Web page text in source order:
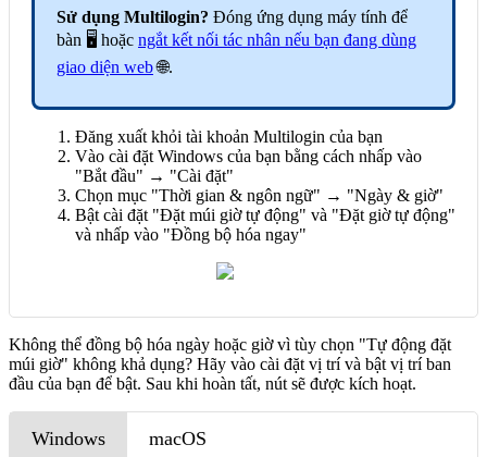
Sử dụng Multilogin? Đóng ứng dụng máy tính để
bàn 🖥️ hoặc ngắt kết nối tác nhân nếu bạn đang dùng
giao diện web🌐.
Đăng xuất khỏi tài khoản Multilogin của bạn
Vào cài đặt Windows của bạn bằng cách nhấp vào
"Bắt đầu" → "Cài đặt"
Chọn mục "Thời gian & ngôn ngữ" → "Ngày & giờ"
Bật cài đặt "Đặt múi giờ tự động" và "Đặt giờ tự động"
và nhấp vào "Đồng bộ hóa ngay"
Không thể đồng bộ hóa ngày hoặc giờ vì tùy chọn "Tự động đặt
múi giờ" không khả dụng? Hãy vào cài đặt vị trí và bật vị trí ban
đầu của bạn để bật. Sau khi hoàn tất, nút sẽ được kích hoạt.
Windows macOS